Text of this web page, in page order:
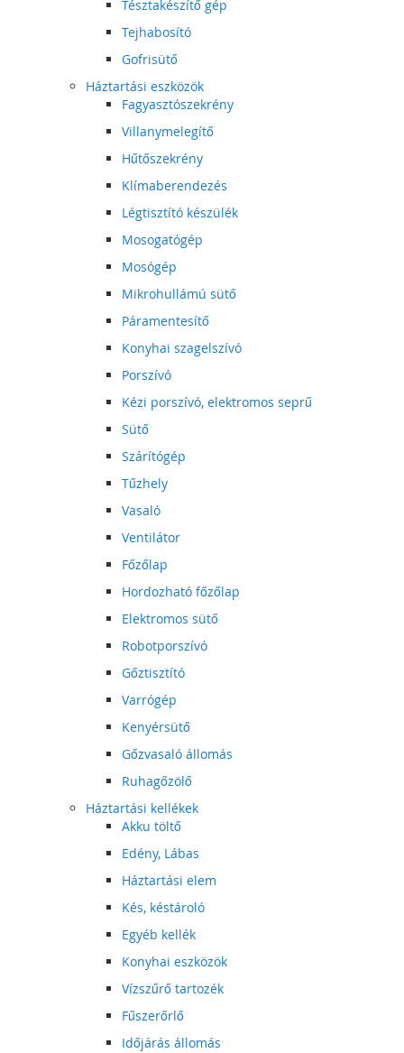
Tésztakészítő gép
Tejhabosító
Gofrisütő
Háztartási eszközök
Fagyasztószekrény
Villanymelegítő
Hűtőszekrény
Klímaberendezés
Légtisztító készülék
Mosogatógép
Mosógép
Mikrohullámú sütő
Páramentesítő
Konyhai szagelszívó
Porszívó
Kézi porszívó, elektromos seprű
Sütő
Szárítógép
Tűzhely
Vasaló
Ventilátor
Főzőlap
Hordozható főzőlap
Elektromos sütő
Robotporszívó
Gőztisztító
Varrógép
Kenyérsütő
Gőzvasaló állomás
Ruhagőzölő
Háztartási kellékek
Akku töltő
Edény, Lábas
Háztartási elem
Kés, késtároló
Egyéb kellék
Konyhai eszközök
Vízszűrő tartozék
Fűszerőrlő
Időjárás állomás